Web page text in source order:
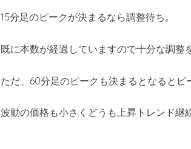
15分足のピークが決まるなら調整待ち。
既に本数が経過していますので十分な調整
ただ、60分足のピークも決まるとなるとピ
波動の価格も小さくどうも上昇トレンド継